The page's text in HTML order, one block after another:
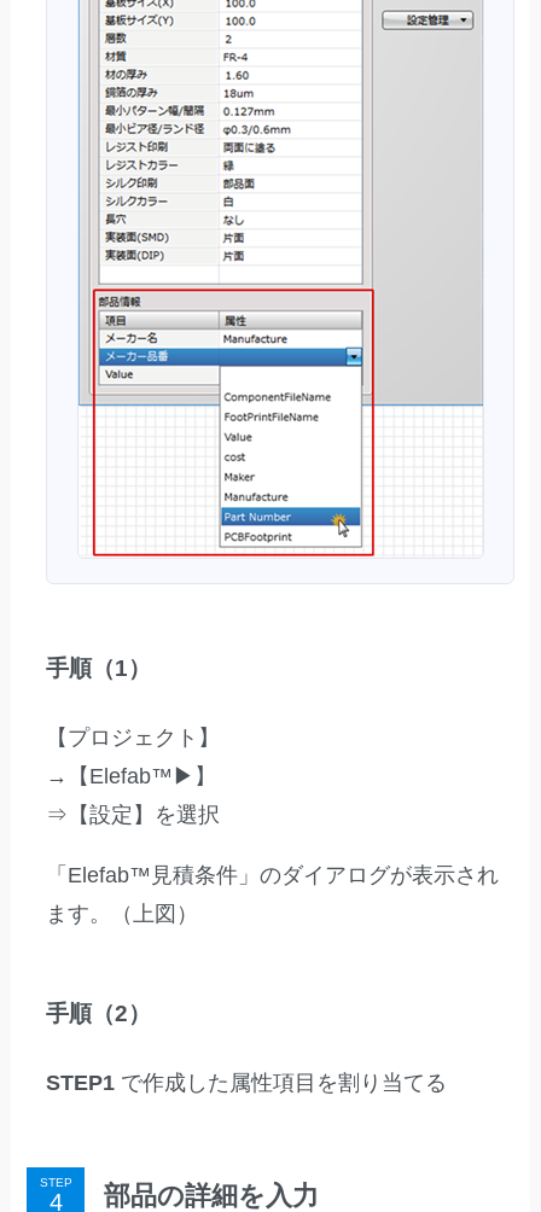
手順（1）
【プロジェクト】
→【Elefab™▶】
⇒【設定】を選択
「Elefab™見積条件」のダイアログが表示され
ます。（上図）
手順（2）
STEP1 で作成した属性項目を割り当てる
STEP 部品の詳細を入力